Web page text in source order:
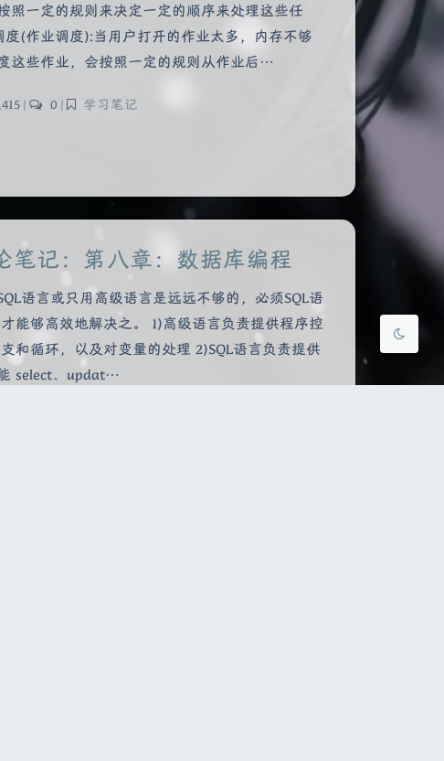
关闭 日落 暗化
照一定的规则来决定一定的顺序来处理这些任
(作业调度):当用户打开的作业太多，内存不够
这些作业，会按照一定的规则从作业后…
| 0 |
学习笔记
笔记：第八章：数据库编程
语言或只用高级语言是远远不够的，必须SQL语
能够高效地解决之。 1)高级语言负责提供程序控
和循环，以及对变量的处理 2)SQL语言负责提供
select、updat…